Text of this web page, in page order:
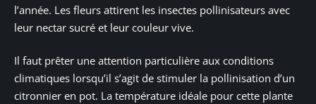
l’année. Les fleurs attirent les insectes pollinisateurs avec
leur nectar sucré et leur couleur vive.
Il faut prêter une attention particulière aux conditions
climatiques lorsqu’il s’agit de stimuler la pollinisation d’un
citronnier en pot. La température idéale pour cette plante